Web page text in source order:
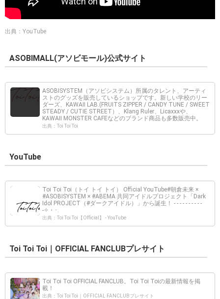
出典：YouTube
ASOBIMALL(アソビモール)公式サイト
ASOBISYSTEM（アソビシステム）所属のタレント、アーティ
ストのグッズを販売しているショップです。新しい学校のリー
ダーズ、KAWAII LAB.(FRUITS ZIPPER / CANDY TUNE / SWEET
STEADY / CUTIE STREET）、Klang Ruler、Licaxxxや、
KAWAII MONSTER CAFEなどのブランド商品も多数販売中。
出典：Toi Toi Toi
YouTube
Toi Toi Toi（トイ トイ トイ） Official YouTube#朝倉未来 ×
#ASOBISYSTEM × #ABEMA 共同アイドルプロジェクト「Dark
Idol PROJECT（#ダークアイドル）」から誕生！ - - - - - - - - - -
-✧・･.
出典：Toi Toi Toi【Official】 - YouTube
Toi Toi Toi｜OFFICIAL FANCLUBプレサイト
Toi Toi Toi OFFICIAL FANCLUB。Toi Toi Toiの最新情報を掲
載！
出典：Toi Toi Toi｜OFFICIAL FANCLUBプレサイト